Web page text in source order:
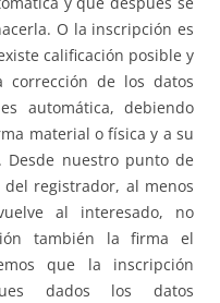
O la inscripción es
calificación posible y
corrección de los datos
automática, debiendo
material o física y a su
nuestro punto de
registrador, al menos
al interesado, no
también la firma el
que la inscripción
dados los datos